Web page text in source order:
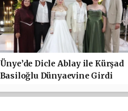
Ünye’de Dicle Ablay ile Kürşad
Basiloğlu Dünyaevine Girdi